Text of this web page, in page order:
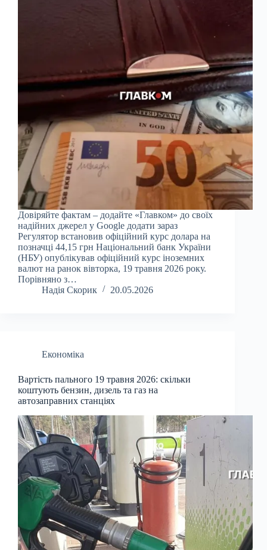
Довіряйте фактам – додайте «Главком» до своїх
надійних джерел у Google додати зараз
Регулятор встановив офіційний курс долара на
позначці 44,15 грн Національний банк України
(НБУ) опублікував офіційний курс іноземних
валют на ранок вівторка, 19 травня 2026 року.
Порівняно з…
Надія Скорик
20.05.2026
Економіка
Вартість пального 19 травня 2026: скільки
коштують бензин, дизель та газ на
автозаправних станціях